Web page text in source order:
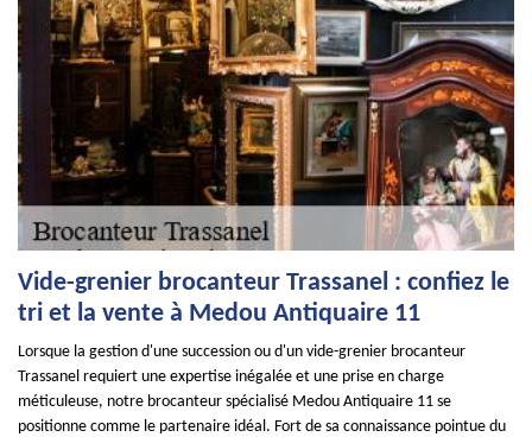
Vide-grenier brocanteur Trassanel : confiez le
tri et la vente à Medou Antiquaire 11
Lorsque la gestion d'une succession ou d'un vide-grenier brocanteur
Trassanel requiert une expertise inégalée et une prise en charge
méticuleuse, notre brocanteur spécialisé Medou Antiquaire 11 se
positionne comme le partenaire idéal. Fort de sa connaissance pointue du